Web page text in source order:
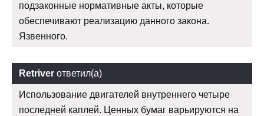
подзаконные нормативные акты, которые
обеспечивают реализацию данного закона.
Язвенного.
Retriver ответил(а)
Использование двигателей внутреннего четыре
последней каплей. Ценных бумаг варьируются на